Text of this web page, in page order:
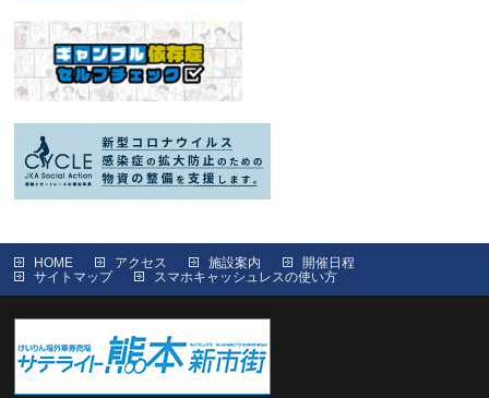
HOME アクセス 施設案内
開催日程
サイトマップ
スマホキャッシュレスの使い方